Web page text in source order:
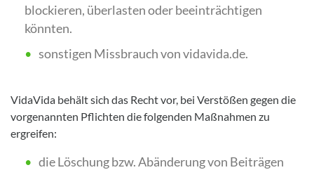
blockieren, überlasten oder beeinträchtigen
könnten.
sonstigen Missbrauch von vidavida.de.
VidaVida behält sich das Recht vor, bei Verstößen gegen die
vorgenannten Pflichten die folgenden Maßnahmen zu
ergreifen:
die Löschung bzw. Abänderung von Beiträgen